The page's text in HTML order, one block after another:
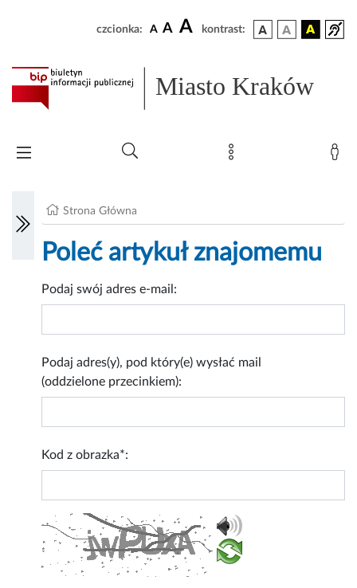
czcionka: A A A kontrast:
Miasto Kraków
Strona Główna
Poleć artykuł znajomemu
Podaj swój adres e-mail:
Podaj adres(y), pod który(e) wysłać mail
(oddzielone przecinkiem):
Kod z obrazka*: